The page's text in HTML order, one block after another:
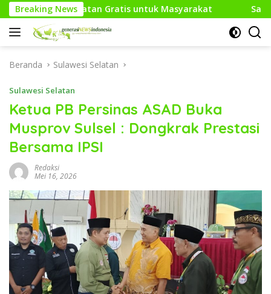
Langsung
ke
konten
Breaking News
Gratis untuk Masyarakat Sambut HUT RI Ke-81,
Beranda Sulawesi Selatan
Sulawesi Selatan
Ketua PB Persinas ASAD Buka
Musprov Sulsel : Dongkrak Prestasi
Bersama IPSI
Redaksi
Mei 16, 2026